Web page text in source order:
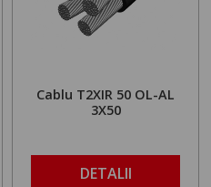
Cablu T2XIR 50 OL-AL
3X50
DETALII